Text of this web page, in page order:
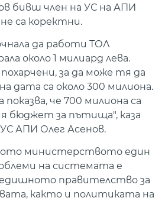
бивш член на УС на АПИ
са коректни.
да работи ТОЛ
около 1 милиард лева.
за да може тя да
дата са около 300 милиона.
че 700 милиона са
бюджет за пътища", каза
АПИ Олег Асенов.
министерството един
на системата е
правителство за
както и политиката на